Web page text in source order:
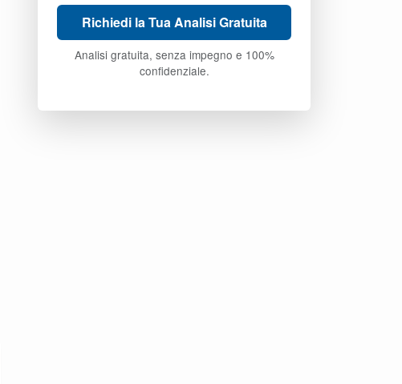
Richiedi la Tua Analisi Gratuita
Analisi gratuita, senza impegno e 100%
confidenziale.